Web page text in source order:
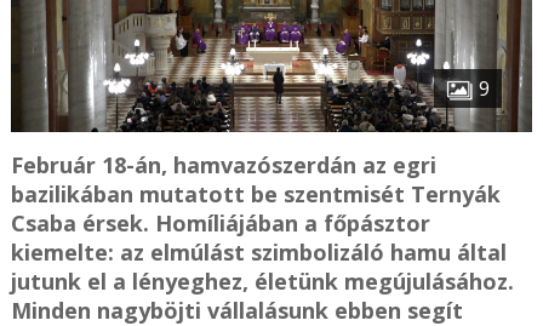
9
Február 18-án, hamvazószerdán az egri
bazilikában mutatott be szentmisét Ternyák
Csaba érsek. Homíliájában a főpásztor
kiemelte: az elmúlást szimbolizáló hamu által
jutunk el a lényeghez, életünk megújulásához.
Minden nagyböjti vállalásunk ebben segít